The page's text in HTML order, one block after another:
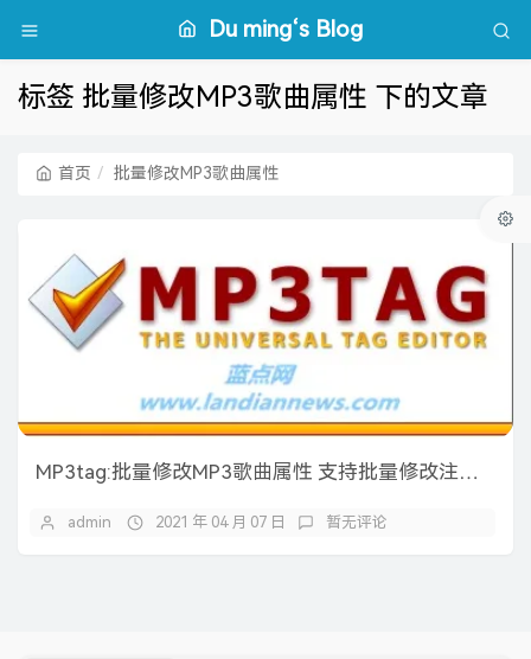
Du ming‘s Blog
标签 批量修改MP3歌曲属性 下的文章
首页 批量修改MP3歌曲属性
MP3tag:批量修改MP3歌曲属性 支持批量修改注释、歌手、流派、唱片集等
admin 2021 年 04 月 07 日 暂无评论